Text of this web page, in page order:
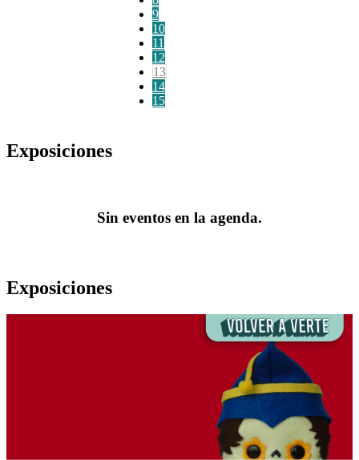
9
10
11
12
13
14
15
Exposiciones
Sin eventos en la agenda.
Exposiciones